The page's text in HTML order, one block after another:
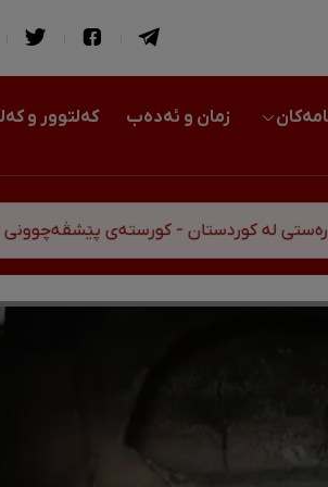
زمان و ئەدەب کەلتوور و
- کورستەی پێشڤەچوونی مێژوویی